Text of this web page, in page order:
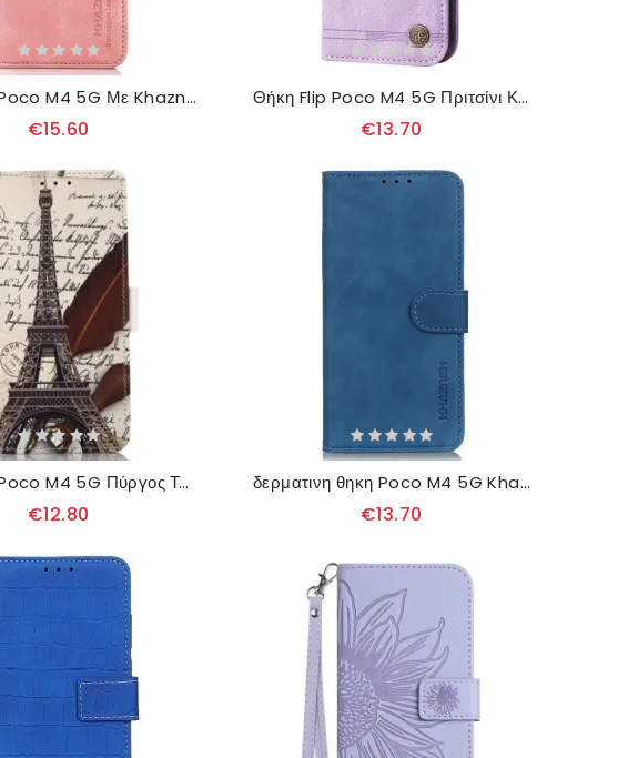
Κάλυμμα Poco M4 5G Με Khazneh Strap
€15.60
Θήκη Flip Poco M4 5G Πριτσίνι Και Λουράκι Από Συνθετικό Δέρμα
€13.70
Κάλυμμα Poco M4 5G Πύργος Του Άιφελ
€12.80
δερματινη θηκη Poco M4 5G Khazneh Δερμάτινο Εφέ
€13.70